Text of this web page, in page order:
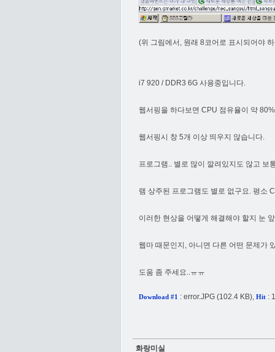
(위 그림에서, 원래 8코어로 표시되어야
i7 920 / DDR3 6G 사용중입니다.
웹서핑을 하다보면 CPU 점유율이 약
웹서핑시 창 5개 이상 띄우지 않습니다.
프로그램.. 별로 많이 깔려있지도 않고 보
램 상주된 프로그램도 별로 없구요. 평소
이러한 현상을 어떻게 해결해야 할지 눈
웹마 때문인지, 아니면 다른 어떤 문제가
도움 좀 주세요..ㅠㅠ
Download #1 : error.JPG (102.4 KB), Hit :
화랑미실